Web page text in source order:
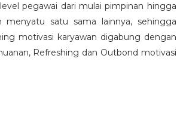
pegawai dari mulai pimpinan hingga
menyatu satu sama lainnya, sehingga
motivasi karyawan digabung dengan
Refreshing dan Outbond motivasi